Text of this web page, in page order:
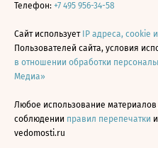
Телефон: +7 495 956-34-58
Сайт использует IP адреса, cookie
Пользователей сайта, условия
в отношении обработки
Медиа»
Любое использование материалов
соблюдении правил перепечатки
vedomosti.ru